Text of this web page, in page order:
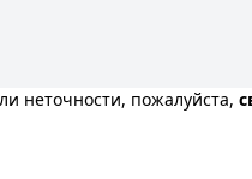
неточности, пожалуйста,